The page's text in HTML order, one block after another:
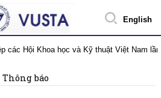
English
các Hội Khoa học và Kỹ thuật Việt Nam
Thông báo